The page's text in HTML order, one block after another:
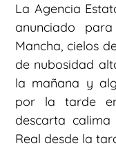
La Agencia
anunciado
Mancha, cielos
de nubosidad
la mañana y
por la tarde
descarta
Real desde la